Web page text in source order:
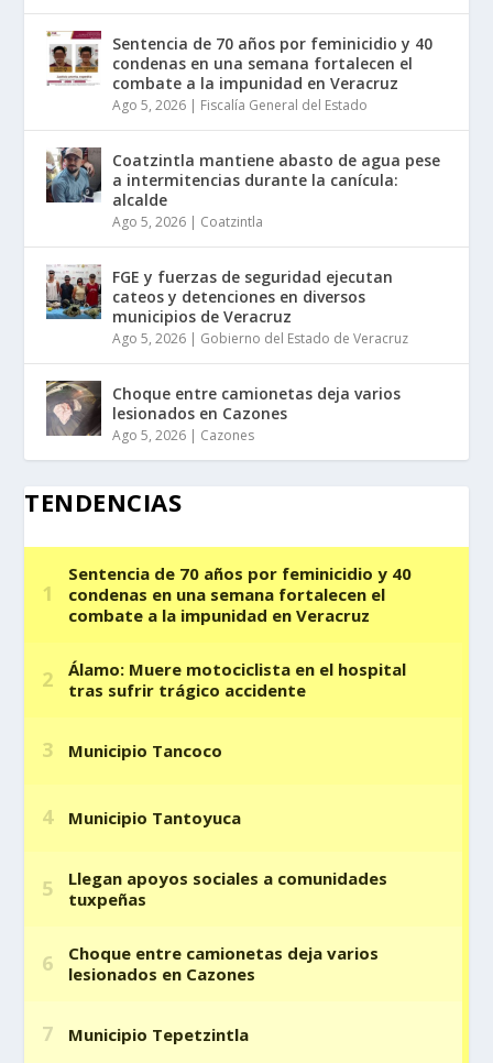
Sentencia de 70 años por feminicidio y 40
condenas en una semana fortalecen el
combate a la impunidad en Veracruz
Ago 5, 2026 | Fiscalía General del Estado
Coatzintla mantiene abasto de agua pese
a intermitencias durante la canícula:
alcalde
Ago 5, 2026 | Coatzintla
FGE y fuerzas de seguridad ejecutan
cateos y detenciones en diversos
municipios de Veracruz
Ago 5, 2026 | Gobierno del Estado de Veracruz
Choque entre camionetas deja varios
lesionados en Cazones
Ago 5, 2026 | Cazones
TENDENCIAS